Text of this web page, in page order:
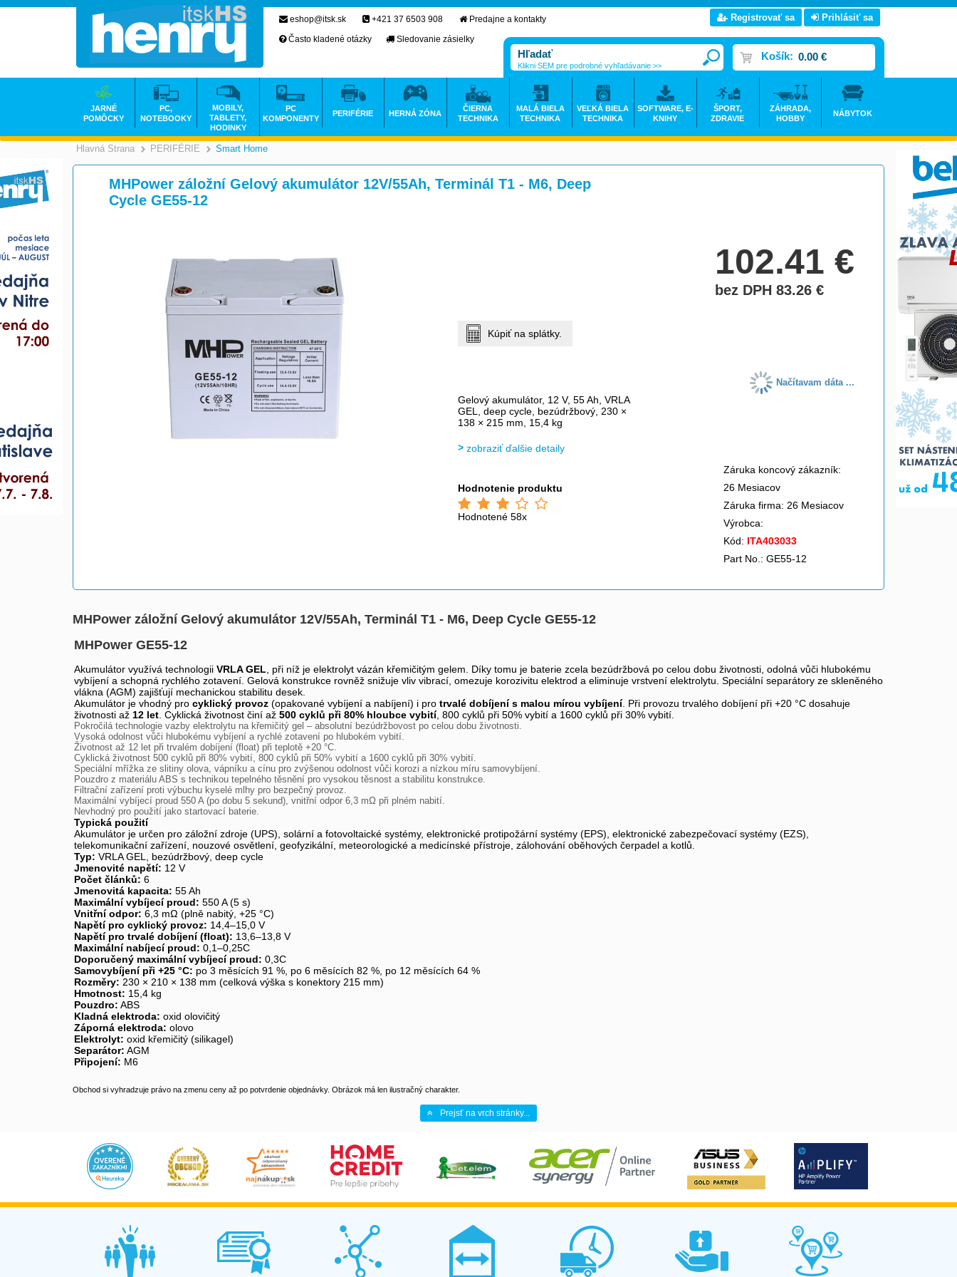
Hlavná Strana >
PERIFÉRIE >
Smart Home
MHPower záložní Gelový akumulátor 12V/55Ah, Terminál T1 - M6, Deep
Cycle GE55-12
102.41€
bez DPH 83.26€
Kúpiť na splátky.
Načítavam dáta ...
Gelový akumulátor, 12 V, 55 Ah, VRLA
GEL, deep cycle, bezúdržbový, 230 ×
138 × 215 mm, 15,4 kg
zobraziť ďalšie detaily
Hodnotenie produktu
Hodnotené 58x
Záruka koncový zákazník:
26 Mesiacov
Záruka firma: 26 Mesiacov
Výrobca:
Kód: ITA403033
Part No.: GE55-12
MHPower záložní Gelový akumulátor 12V/55Ah, Terminál T1 - M6, Deep Cycle GE55-12
MHPower GE55-12
Akumulátor využívá technologii VRLA GEL , při níž je elektrolyt vázán křemičitým gelem. Díky tomu je baterie zcela bezúdržbová po celou dobu životnosti, odolná vůči hlubokému
vybíjení a schopná rychlého zotavení. Gelová konstrukce rovněž snižuje vliv vibrací, omezuje korozivitu elektrod a eliminuje vrstvení elektrolytu. Speciální separátory ze skleněného
vlákna (AGM) zajišťují mechanickou stabilitu desek.
Akumulátor je vhodný pro cyklický provoz (opakované vybíjení a nabíjení) i pro trvalé dobíjení s malou mírou vybíjení. Při provozu trvalého dobíjení při +20 °C dosahuje
životnosti až 12 let . Cyklická životnost činí až 500 cyklů při 80% hloubce vybití, 800 cyklů při 50% vybití a 1600 cyklů při 30% vybití.
Pokročilá technologie vazby elektrolytu na křemičitý gel – absolutní bezúdržbovost po celou dobu životnosti.
Vysoká odolnost vůči hlubokému vybíjení a rychlé zotavení po hlubokém vybití.
Životnost až 12 let při trvalém dobíjení (float) při teplotě +20 °C.
Cyklická životnost 500 cyklů při 80% vybití, 800 cyklů při 50% vybití a 1600 cyklů při 30% vybití.
Speciální mřížka ze slitiny olova, vápníku a cínu pro zvýšenou odolnost vůči korozi a nízkou míru samovybíjení.
Pouzdro z materiálu ABS s technikou tepelného těsnění pro vysokou těsnost a stabilitu konstrukce.
Filtrační zařízení proti výbuchu kyselé mlhy pro bezpečný provoz.
Maximální vybíjecí proud 550 A (po dobu 5 sekund), vnitřní odpor 6,3 mΩ při plném nabití.
Nevhodný pro použití jako startovací baterie.
Typická použití
Akumulátor je určen pro záložní zdroje (UPS), solární a fotovoltaické systémy, elektronické protipožární systémy (EPS), elektronické zabezpečovací systémy (EZS),
telekomunikační zařízení, nouzové osvětlení, geofyzikální, meteorologické a medicínské přístroje, zálohování oběhových čerpadel a kotlů.
Typ: VRLA GEL, bezúdržbový, deep cycle
Jmenovité napětí: 12 V
Počet článků: 6
Jmenovitá kapacita: 55 Ah
Maximální vybíjecí proud: 550 A (5 s)
Vnitřní odpor: 6,3 mΩ (plně nabitý, +25 °C)
Napětí pro cyklický provoz: 14,4–15,0 V
Napětí pro trvalé dobíjení (float): 13,6–13,8 V
Maximální nabíjecí proud: 0,1–0,25C
Doporučený maximální vybíjecí proud: 0,3C
Samovybíjení při +25 °C: po 3 měsících 91 %, po 6 měsících 82 %, po 12 měsících 64 %
Rozměry: 230 × 210 × 138 mm (celková výška s konektory 215 mm)
Hmotnost: 15,4 kg
Pouzdro: ABS
Kladná elektroda: oxid olovičitý
Záporná elektroda: olovo
Elektrolyt: oxid křemičitý (silikagel)
Separátor: AGM
Připojení: M6
Obchod si vyhradzuje právo na zmenu ceny až po potvrdenie objednávky. Obrázok má len ilustračný charakter.
Prejsť na vrch stránky...
eshop@itsk.sk +421 37 6503 908
Predajne a kontakty
Často kladené otázky
Sledovanie zásielky
Registrovať sa Prihlásiť sa
Košík: 0.00 €
Klikni SEM pre podrobné vyhľadávanie >>
JARNÉ
POMÔCKY
PC,
NOTEBOOKY
MOBILY,
TABLETY,
HODINKY
PC
KOMPONENTY
PERIFÉRIE HERNÁ ZÓNA
ČIERNA
TECHNIKA
MALÁ BIELA
TECHNIKA
VEĽKÁ BIELA
TECHNIKA
SOFTWARE, E-
KNIHY
ŠPORT,
ZDRAVIE
ZÁHRADA,
HOBBY
NÁBYTOK